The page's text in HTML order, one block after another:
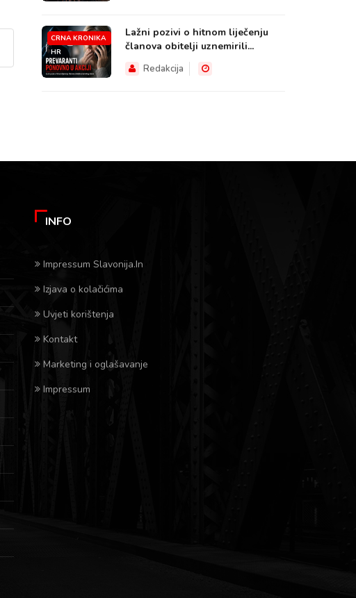
CRNA KRONIKA
HR
Lažni pozivi o hitnom liječenju
članova obitelji uznemirili...
Redakcija
INFO
Impressum Slavonija.In
Izjava o kolačićima
Uvjeti korištenja
Kontakt
Marketing i oglašavanje
Impressum